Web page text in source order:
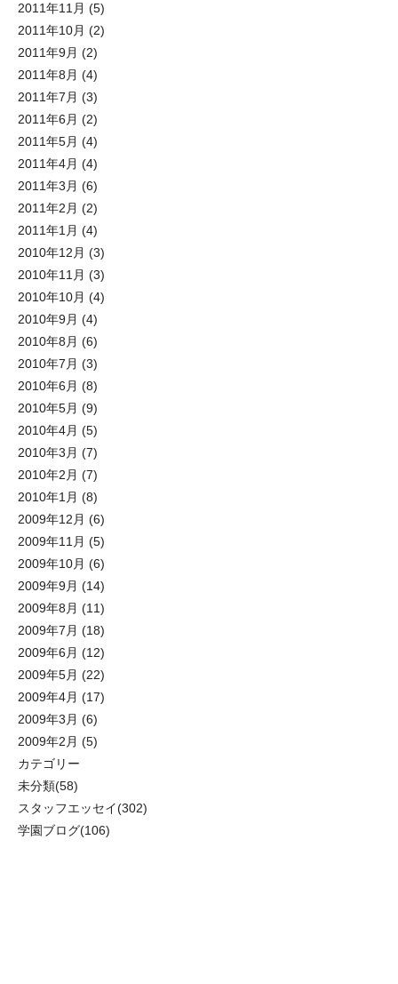
2011年11月 (5)
2011年10月 (2)
2011年9月 (2)
2011年8月 (4)
2011年7月 (3)
2011年6月 (2)
2011年5月 (4)
2011年4月 (4)
2011年3月 (6)
2011年2月 (2)
2011年1月 (4)
2010年12月 (3)
2010年11月 (3)
2010年10月 (4)
2010年9月 (4)
2010年8月 (6)
2010年7月 (3)
2010年6月 (8)
2010年5月 (9)
2010年4月 (5)
2010年3月 (7)
2010年2月 (7)
2010年1月 (8)
2009年12月 (6)
2009年11月 (5)
2009年10月 (6)
2009年9月 (14)
2009年8月 (11)
2009年7月 (18)
2009年6月 (12)
2009年5月 (22)
2009年4月 (17)
2009年3月 (6)
2009年2月 (5)
カテゴリー
未分類(58)
スタッフエッセイ(302)
学園ブログ(106)